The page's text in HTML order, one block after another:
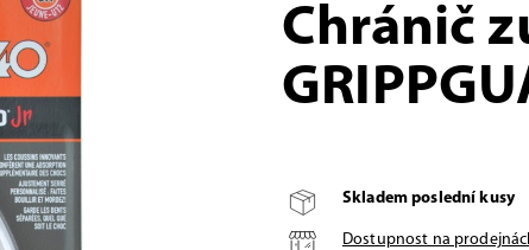
Chránič
Skladem poslední kusy
Dostupnost na